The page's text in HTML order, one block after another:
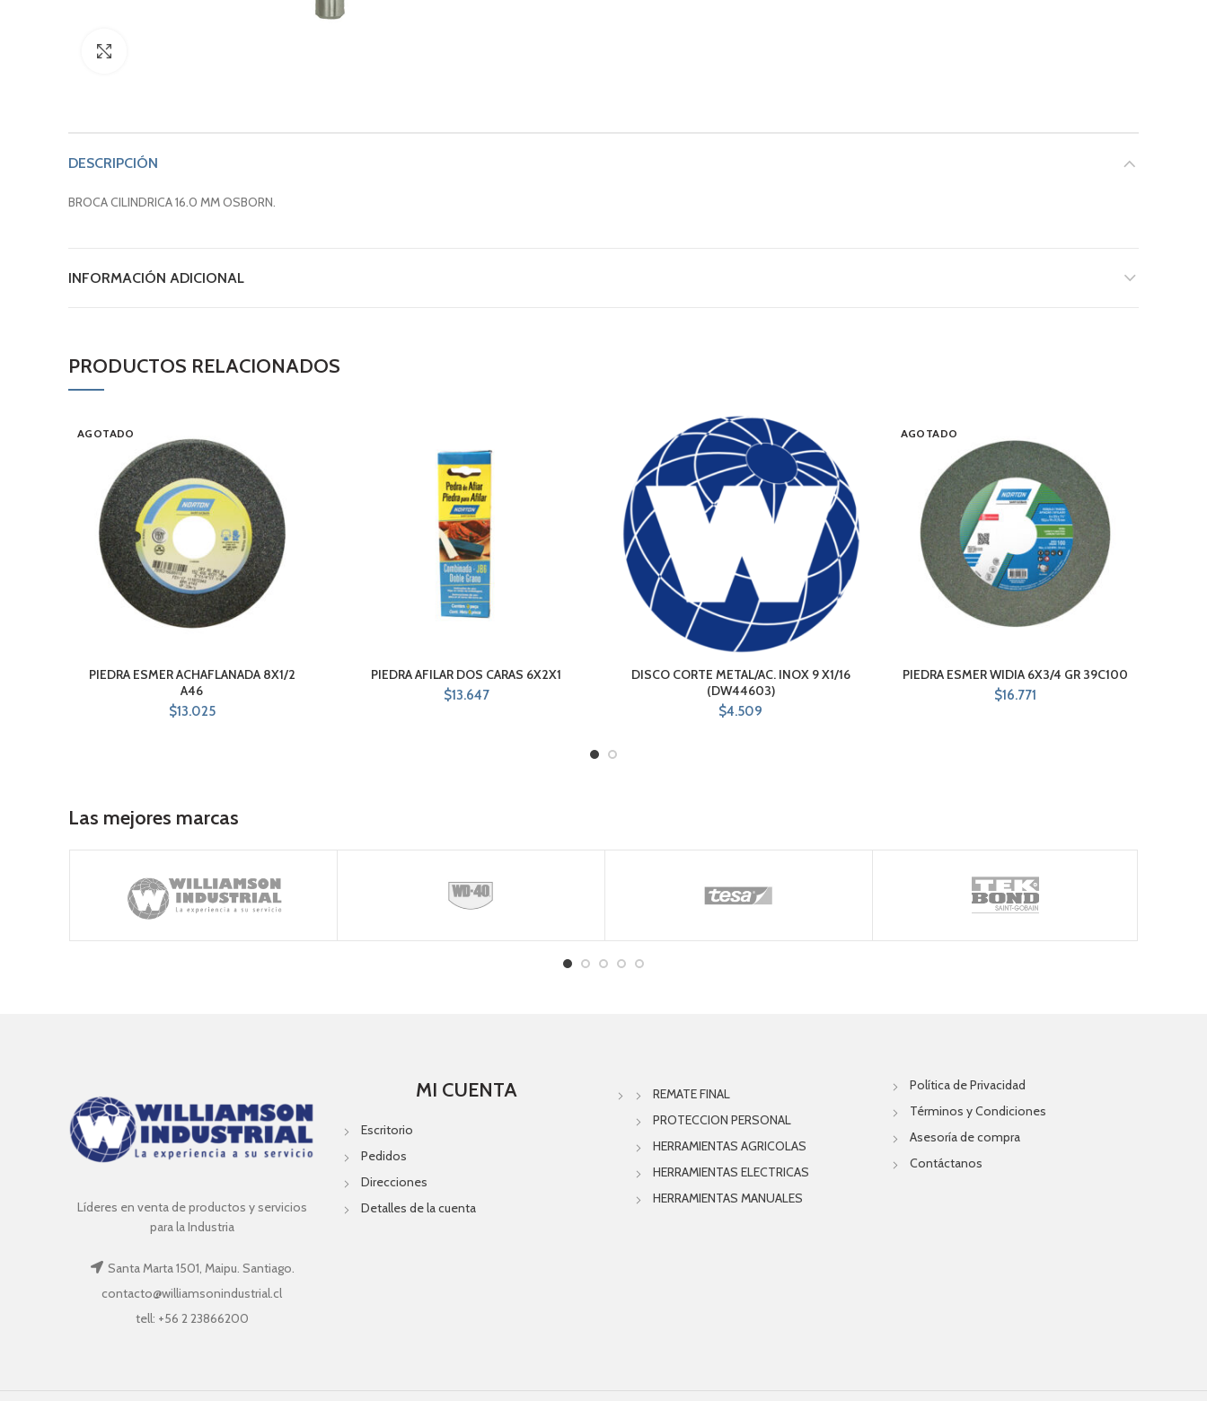
DESCRIPCIÓN
BROCA CILINDRICA 16.0 MM OSBORN.
INFORMACIÓN ADICIONAL
PRODUCTOS RELACIONADOS
AGOTADO
PIEDRA ESMER ACHAFLANADA 8X1/2
A46
$13.025
PIEDRA AFILAR DOS CARAS 6X2X1
$13.647
DISCO CORTE METAL/AC. INOX 9 X1/16
(DW44603)
$4.509
AGOTADO
PIEDRA ESMER WIDIA 6X3/4 GR 39C100
$16.771
Las mejores marcas
Líderes en venta de productos y servicios
para la Industria
Santa Marta 1501, Maipu. Santiago.
contacto@williamsonindustrial.cl
tell: +56 2 23866200
MI CUENTA
Escritorio
Pedidos
Direcciones
Detalles de la cuenta
REMATE FINAL
PROTECCION PERSONAL
HERRAMIENTAS AGRICOLAS
HERRAMIENTAS ELECTRICAS
HERRAMIENTAS MANUALES
Política de Privacidad
Términos y Condiciones
Asesoría de compra
Contáctanos